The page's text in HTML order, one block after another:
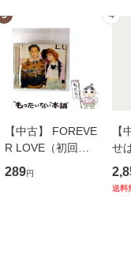
3
【中古】 FOREVE
R LOVE（初回生
産限定盤） / 清水
翔太×加藤ミリヤ /
289円
4
【
せ
タ
送料